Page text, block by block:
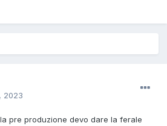
2023
pre produzione devo dare la ferale